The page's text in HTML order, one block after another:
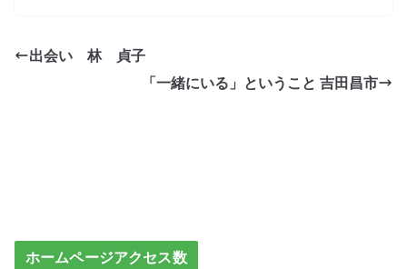
出会い 林 貞子
「一緒にいる」ということ 吉田昌市
ホームページアクセス数